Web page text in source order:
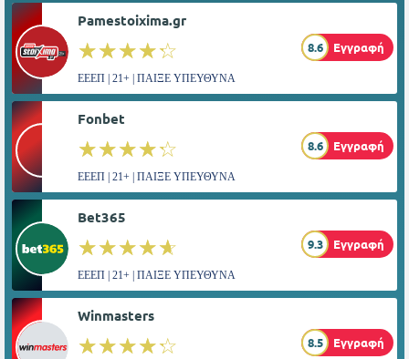
Pamestoixima.gr
☆☆☆☆☆
★★★★★ 8.6 Εγγραφή
ΕΕΕΠ | 21+ | ΠΑΙΞΕ ΥΠΕΥΘΥΝΑ
Fonbet
☆☆☆☆☆
★★★★★ 8.6 Εγγραφή
ΕΕΕΠ | 21+ | ΠΑΙΞΕ ΥΠΕΥΘΥΝΑ
Bet365
☆☆☆☆☆
★★★★★ 9.3 Εγγραφή
ΕΕΕΠ | 21+ | ΠΑΙΞΕ ΥΠΕΥΘΥΝΑ
Winmasters
☆☆☆☆☆
★★★★★ 8.5 Εγγραφή